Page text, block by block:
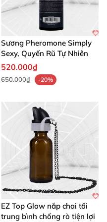
Sương Pheromone Simply
Sexy, Quyến Rũ Tự Nhiên
520.000₫
650.000₫ -20%
EZ Top Glow nắp chai tối
trung bình chống rò tiện lợi